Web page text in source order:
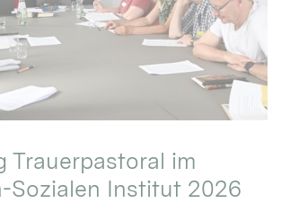
Trauerpastoral im
Sozialen Institut 2026